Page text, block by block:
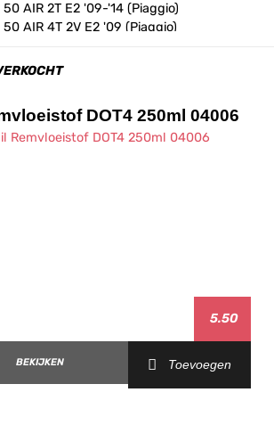
AIR 2T E2 '09-'14 (Piaggio)
AIR 4T 2V E2 '09 (Piaggio)
ST H2O 4T E3 '08-'16
VX H2O 4T E2 '05-'06
VX H2O 4T E3 '06-'07
RST H2O 2T E2 '05-'06 (Pure Jet)
RST H2O 2T E2 '10-'11 (Pure Jet)
ST H2O 2T E2 '08 (Pure Jet)
DOT4 250ml 04006
5.50
BEKIJKEN Toevoegen